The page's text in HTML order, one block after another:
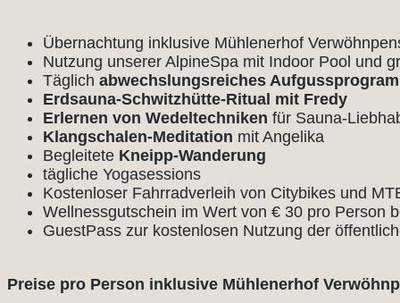
Übernachtung inklusive Mühlenerhof
Nutzung unserer AlpineSpa mit Indoor Pool und
Täglich abwechslungsreiches
Erdsauna-Schwitzhütte-Ritual mit Fredy
Erlernen von Wedeltechniken für Sauna-
Klangschalen-Meditation mit Angelika
Begleitete Kneipp-Wanderung
tägliche Yogasessions
Kostenloser Fahrradverleih von Citybikes und
Wellnessgutschein im Wert von € 30 pro Person
GuestPass zur kostenlosen Nutzung der
Preise pro Person inklusive Mühlenerhof